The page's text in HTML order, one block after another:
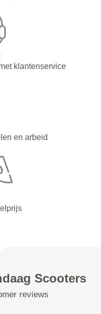
klantenservice
en arbeid
Scooters
reviews